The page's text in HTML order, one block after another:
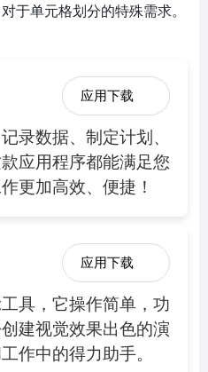
于单元格划分的特殊需求。
应用下载
录数据、制定计划、
应用程序都能满足您
更加高效、便捷！
应用下载
具，它操作简单，功
建视觉效果出色的演
作中的得力助手。